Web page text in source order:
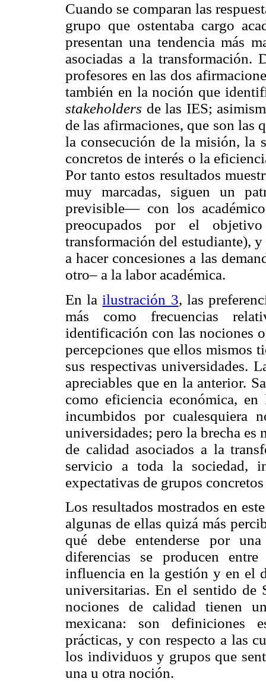
Cuando se comparan las
grupo que ostentaba cargo
presentan una tendencia más
asociadas a la
profesores en las dos
también en la noción que
stakeholders de las IES;
de las afirmaciones, que son las
la consecución de la misión, la
concretos de interés o la
Por tanto estos resultados
muy marcadas, siguen un
previsible— con los
preocupados por el
transformación del estudiante),
a hacer concesiones a las
otro– a la labor académica.
En la ilustración 3, las
más como frecuencias
identificación con las nociones
percepciones que ellos mismos
sus respectivas universidades.
apreciables que en la anterior.
como eficiencia económica,
incumbidos por cualesquiera
universidades; pero la brecha es
de calidad asociados a la
servicio a toda la sociedad,
expectativas de grupos
Los resultados mostrados en
algunas de ellas quizá más
qué debe entenderse por
diferencias se producen
influencia en la gestión y en el
universitarias. En el sentido de
nociones de calidad tienen
mexicana: son definiciones
prácticas, y con respecto a las
los individuos y grupos que
una u otra noción.